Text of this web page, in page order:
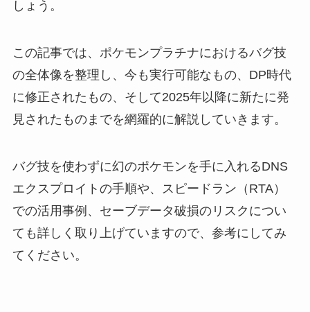
しょう。
この記事では、ポケモンプラチナにおけるバグ技
の全体像を整理し、今も実行可能なもの、DP時代
に修正されたもの、そして2025年以降に新たに発
見されたものまでを網羅的に解説していきます。
バグ技を使わずに幻のポケモンを手に入れるDNS
エクスプロイトの手順や、スピードラン（RTA）
での活用事例、セーブデータ破損のリスクについ
ても詳しく取り上げていますので、参考にしてみ
てください。